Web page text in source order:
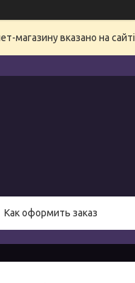
магазину вказано на
Как оформить заказ